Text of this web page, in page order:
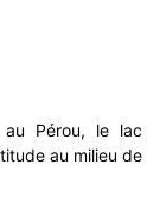
Pérou, le lac
au milieu de